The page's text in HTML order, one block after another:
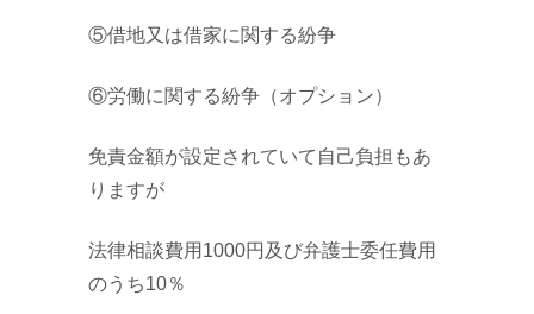
⑤借地又は借家に関する紛争
⑥労働に関する紛争（オプション）
免責金額が設定されていて自己負担もあ
りますが
法律相談費用1000円及び弁護士委任費用
のうち10％